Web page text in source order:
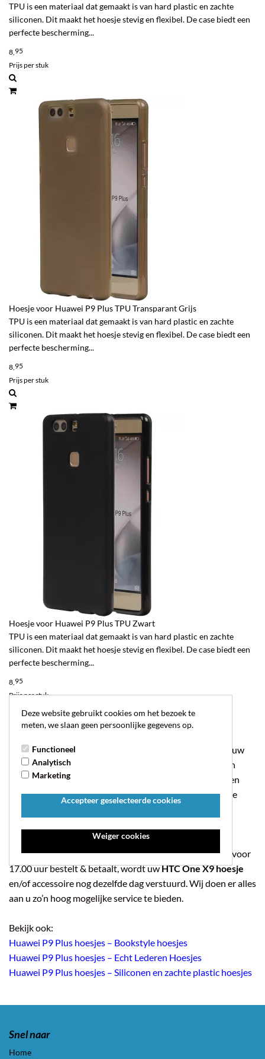
TPU is een materiaal dat gemaakt is van hard plastic en zachte
siliconen. Dit maakt het hoesje stevig en flexibel. De case biedt een
perfecte bescherming...
8,95
Prijs per stuk
Hoesje voor Huawei P9 Plus TPU Transparant Grijs
TPU is een materiaal dat gemaakt is van hard plastic en zachte
siliconen. Dit maakt het hoesje stevig en flexibel. De case biedt een
perfecte bescherming...
8,95
Prijs per stuk
Hoesje voor Huawei P9 Plus TPU Zwart
TPU is een materiaal dat gemaakt is van hard plastic en zachte
siliconen. Dit maakt het hoesje stevig en flexibel. De case biedt een
perfecte bescherming...
8,95
Prijs per stuk
Goed beschermend is een
voor uw
smartphone om schade en krassen te voorkomen. Er zijn
hoesjes in allerlei soorten. Het booktype hoesje heeft een
extra vakje voor pasjes of papiergeld. In de portemonnee
Verzendkosten en transactiekosten zijn gratis. Indien u voor
17.00 uur bestelt & betaalt, wordt uwHTC One X9 hoesje
en/of accessoire nog dezelfde dag verstuurd. Wij doen er alles
aan u zo’n hoog mogelijke service te bieden.
Bekijk ook:
Huawei P9 Plus hoesjes – Bookstyle hoesjes
Huawei P9 Plus hoesjes – Echt Lederen Hoesjes
Huawei P9 Plus hoesjes – Siliconen en zachte plastic hoesjes
Snel naar
Home
Deze website gebruikt cookies om het bezoek te
meten, we slaan geen persoonlijke gegevens op.
Functioneel
Analytisch
Marketing
Accepteer geselecteerde cookies
Weiger cookies